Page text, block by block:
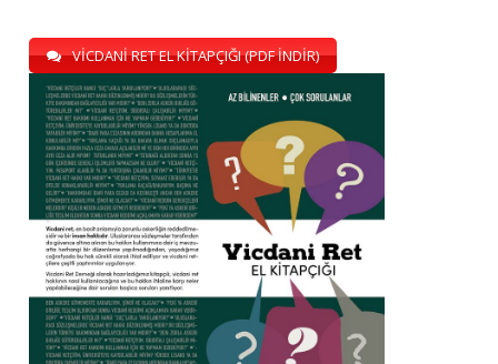
VİCDANİ RET EL KİTAPÇIĞI (PDF İNDİR)